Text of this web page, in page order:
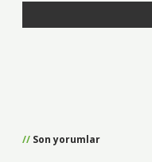
Son yorumlar